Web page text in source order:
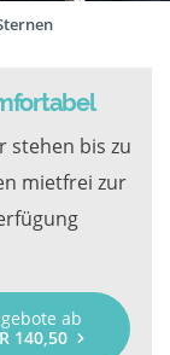
stehen bis zu
mietfrei zur
ab
140,50